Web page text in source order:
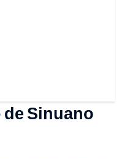
Sinuano